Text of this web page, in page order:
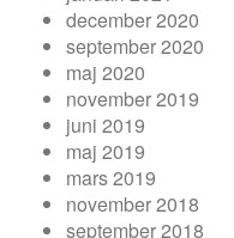
december 2020
september 2020
maj 2020
november 2019
juni 2019
maj 2019
mars 2019
november 2018
september 2018